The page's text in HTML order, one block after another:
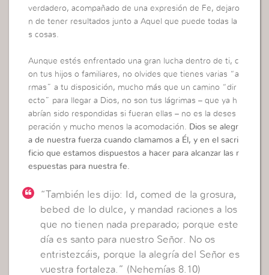
verdadero, acompañado de una expresión de Fe, dejaro
n de tener resultados junto a Aquel que puede todas la
s cosas.
Aunque estés enfrentado una gran lucha dentro de ti, c
on tus hijos o familiares, no olvides que tienes varias “a
rmas” a tu disposición, mucho más que un camino “dir
ecto” para llegar a Dios, no son tus lágrimas – que ya h
abrían sido respondidas si fueran ellas – no es la deses
peración y mucho menos la acomodación. Dios se alegr
a de nuestra fuerza cuando clamamos a Él, y en el sacri
ficio que estamos dispuestos a hacer para alcanzar las r
espuestas para nuestra fe.
“También les dijo: Id, comed de la grosura,
bebed de lo dulce, y mandad raciones a los
que no tienen nada preparado; porque este
día es santo para nuestro Señor. No os
entristezcáis, porque la alegría del Señor es
vuestra fortaleza.” (Nehemías 8.10)